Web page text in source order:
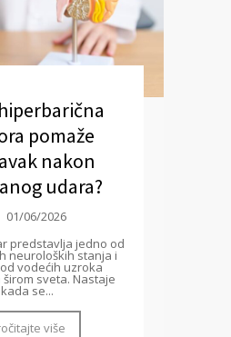
pomaže
nakon
udara?
01/06/2026
predstavlja jedno od
neuroloških stanja i
vodećih uzroka
sveta. Nastaje
kada se...
više